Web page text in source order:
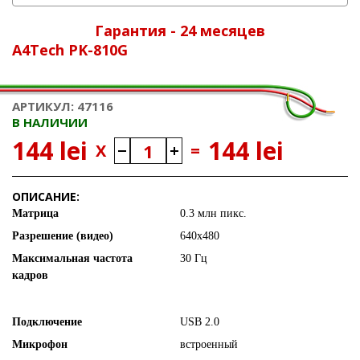
Гарантия - 24 месяцев
A4Tech PK-810G
АРТИКУЛ: 47116
В НАЛИЧИИ
144 lei X = 144 lei
ОПИСАНИЕ:
Матрица
0.3 млн пикс.
Разрешение (видео)
640x480
Максимальная частота
кадров
30 Гц
Подключение
USB 2.0
Микрофон
встроенный